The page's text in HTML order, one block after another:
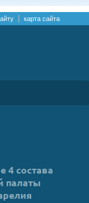
карта сайта
4 состава
палаты